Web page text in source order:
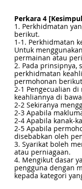
Perkara 4
1. Perkhidmatan
berikut.
1-1. Perkhidmatan
Untuk
permainan atau
2. Pada prinsipnya,
perkhidmatan
permohonan
2-1 Pengecualian
keahliannya di
2-2 Sekiranya
2-3 Apabila
2-4 Apabila kanak-
2-5 Apabila
disebabkan oleh
3. Syarikat boleh
atau perniagaan.
4. Mengikut dasar
pengguna dengan
kepada kategori